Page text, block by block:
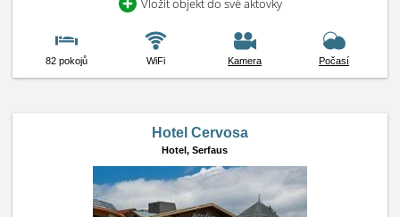
Vložit objekt do své aktovky
82 pokojů WiFi Kamera Počasí
Hotel Cervosa
Hotel, Serfaus